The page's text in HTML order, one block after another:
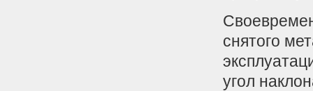
снятого
угол